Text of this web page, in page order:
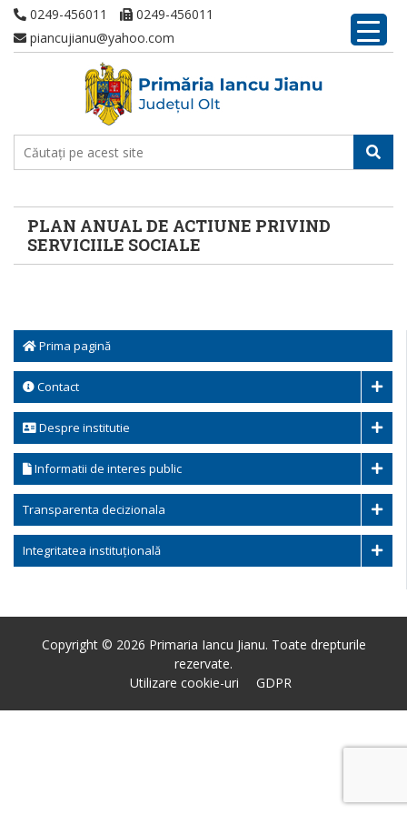
0249-456011
0249-456011
piancujianu@yahoo.com
PLAN ANUAL DE ACTIUNE PRIVIND
SERVICIILE SOCIALE
Prima pagină
Contact
Despre institutie
Informatii de interes public
Transparenta decizionala
Integritatea instituțională
Copyright © 2026 Primaria Iancu Jianu. Toate drepturile
rezervate.
Utilizare cookie-uri
GDPR